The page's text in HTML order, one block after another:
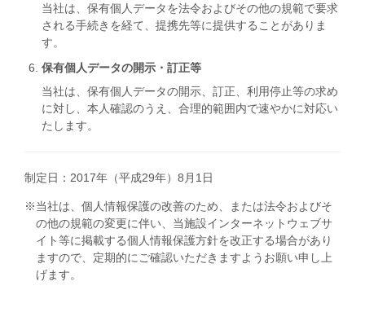
当社は、保有個人データを法令およびその他の規範で要求
される手続きを経て、提携先等に提供することがありま
す。
保有個人データの開示・訂正等
当社は、保有個人データの開示、訂正、利用停止等の求め
に対し、本人確認のうえ、合理的範囲内で速やかに対応い
たします。
制定日：2017年（平成29年）8月1日
※当社は、個人情報保護の改善のため、または法令およびそ
の他の規範の変更に伴い、当施設インターネットウェブサ
イト等に掲載する個人情報保護方針を改正する場合があり
ますので、定期的にご確認いただきますようお願い申し上
げます。